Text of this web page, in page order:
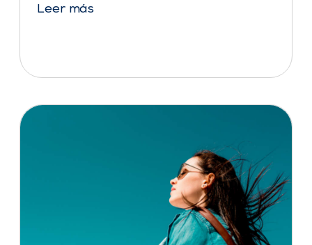
Leer más